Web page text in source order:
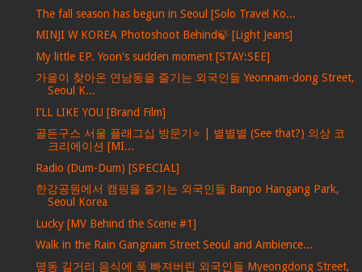
The fall season has begun in Seoul [Solo Travel Ko...
MINJI W KOREA Photoshoot Behind🍃 [Light Jeans]
My little EP. Yoon's sudden moment [STAY:SEE]
가을이 찾아온 연남동을 즐기는 외국인들 Yeonnam-dong Street,
Seoul K...
I’LL LIKE YOU [Brand Film]
골든구스 서울 플래그십 방문기⭐️ | 별별별 (See that?) 의상 코
크리에이션 [MI...
Radio (Dum-Dum) [SPECIAL]
한강공원에서 캠핑을 즐기는 외국인들 Banpo Hangang Park,
Seoul Korea
Lucky [MV Behind the Scene #1]
Walk in the Rain Gangnam Street Seoul and Ambience...
명동 길거리 음식에 푹 빠져버린 외국인들 Myeongdong Street,